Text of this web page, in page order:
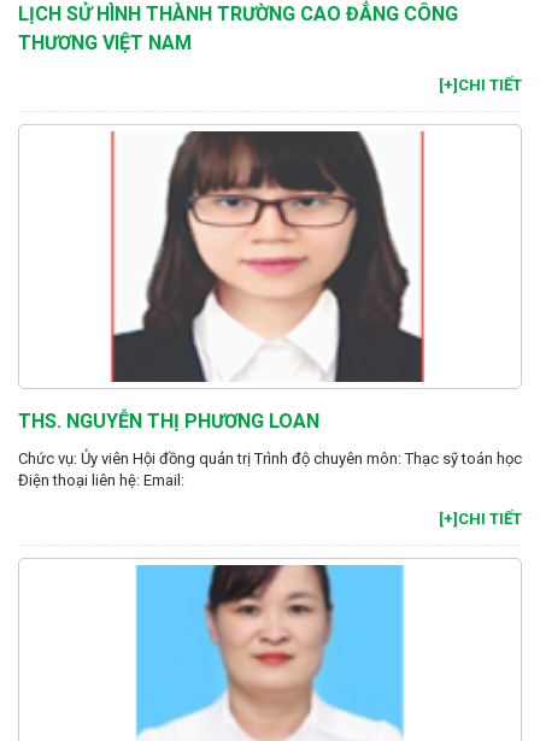
LỊCH SỬ HÌNH THÀNH TRƯỜNG CAO ĐẲNG CÔNG
THƯƠNG VIỆT NAM
[+]CHI TIẾT
THS. NGUYỄN THỊ PHƯƠNG LOAN
Chức vụ: Ủy viên Hội đồng quản trị Trình độ chuyên môn: Thạc sỹ toán học
Điện thoại liên hệ: Email:
[+]CHI TIẾT